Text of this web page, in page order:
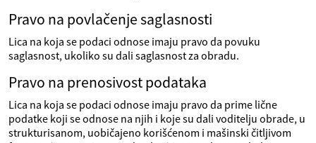
Pravo na povlačenje saglasnosti
Lica na koja se podaci odnose imaju pravo da povuku
saglasnost, ukoliko su dali saglasnost za obradu.
Pravo na prenosivost podataka
Lica na koja se podaci odnose imaju pravo da prime lične
podatke koji se odnose na njih i koje su dali voditelju obrade, u
strukturisanom, uobičajeno korišćenom i mašinski čitljivom